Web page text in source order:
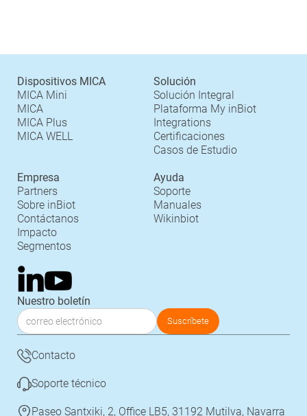
Dispositivos MICA
MICA Mini
MICA
MICA Plus
MICA WELL
Solución
Solución Integral
Plataforma My inBiot
Integrations
Certificaciones
Casos de Estudio
Empresa
Partners
Sobre inBiot
Contáctanos
Impacto
Segmentos
Ayuda
Soporte
Manuales
Wikinbiot
Nuestro boletín
Contacto
Soporte técnico
Paseo Santxiki, 2, Office LB5, 31192 Mutilva, Navarra